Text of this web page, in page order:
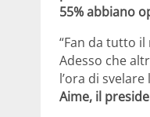
55% abbiano
“Fan da tutto
Adesso che
l’ora di
Aime, il